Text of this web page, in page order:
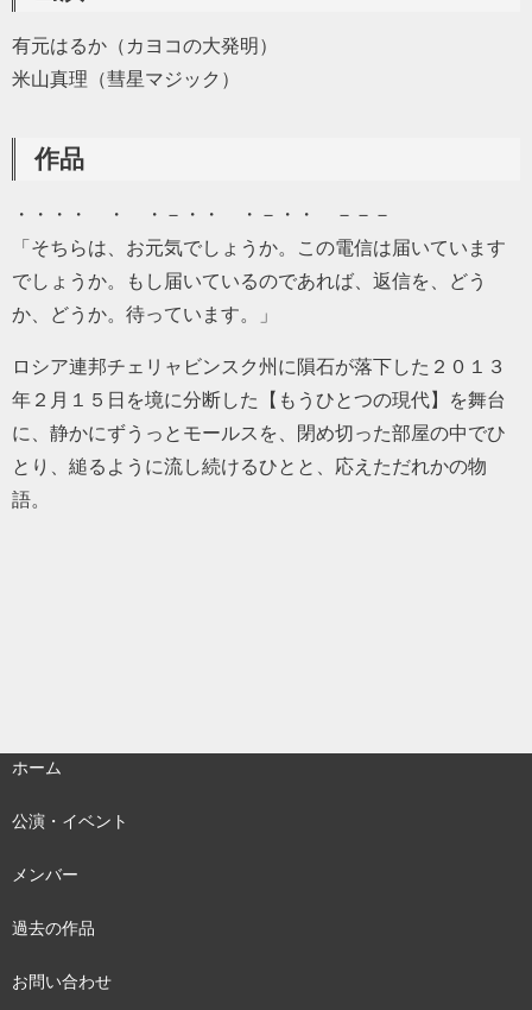
有元はるか（カヨコの大発明）
米山真理（彗星マジック）
作品
・・・・ ・ ・－・・ ・－・・ －－－
「そちらは、お元気でしょうか。この電信は届いています
でしょうか。もし届いているのであれば、返信を、どう
か、どうか。待っています。」
ロシア連邦チェリャビンスク州に隕石が落下した２０１３
年２月１５日を境に分断した【もうひとつの現代】を舞台
に、静かにずうっとモールスを、閉め切った部屋の中でひ
とり、縋るように流し続けるひとと、応えただれかの物
語。
ホーム
公演・イベント
メンバー
過去の作品
お問い合わせ